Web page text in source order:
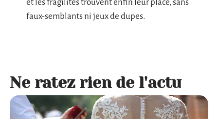
et les fragilités trouvent enfin leur place, sans
faux-semblants ni jeux de dupes.
Ne ratez rien de l'actu